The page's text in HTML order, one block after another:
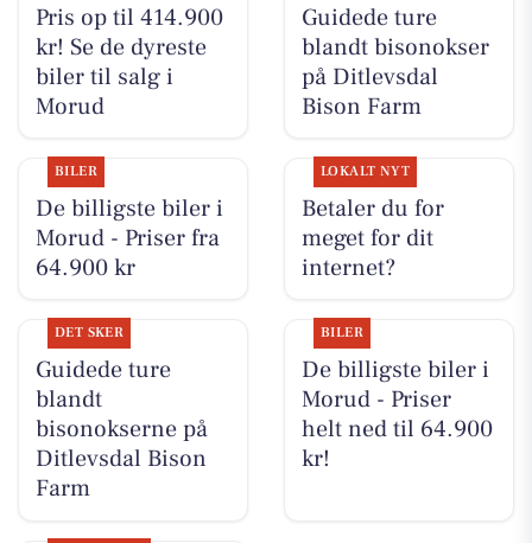
Pris op til 414.900
kr! Se de dyreste
biler til salg i
Morud
Guidede ture
blandt bisonokser
på Ditlevsdal
Bison Farm
BILER
De billigste biler i
Morud - Priser fra
64.900 kr
LOKALT NYT
Betaler du for
meget for dit
internet?
DET SKER
Guidede ture
blandt
bisonokserne på
Ditlevsdal Bison
Farm
BILER
De billigste biler i
Morud - Priser
helt ned til 64.900
kr!